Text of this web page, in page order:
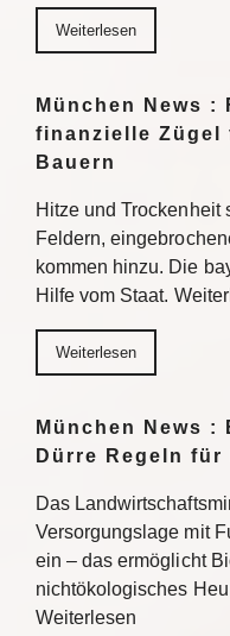
Weiterlesen
München News
finanzielle Zügel
Bauern
Hitze und Trockenheit
Feldern,
kommen hinzu. Die
Hilfe vom Staat.
Weiterlesen
München News :
Dürre Regeln
Das
Versorgungslage mit
ein – das ermöglicht
nichtökologisches
Weiterlesen